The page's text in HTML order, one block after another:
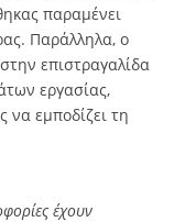
παραμένει
Παράλληλα, ο
επιστραγαλίδα
εργασίας,
εμποδίζει τη
έχουν